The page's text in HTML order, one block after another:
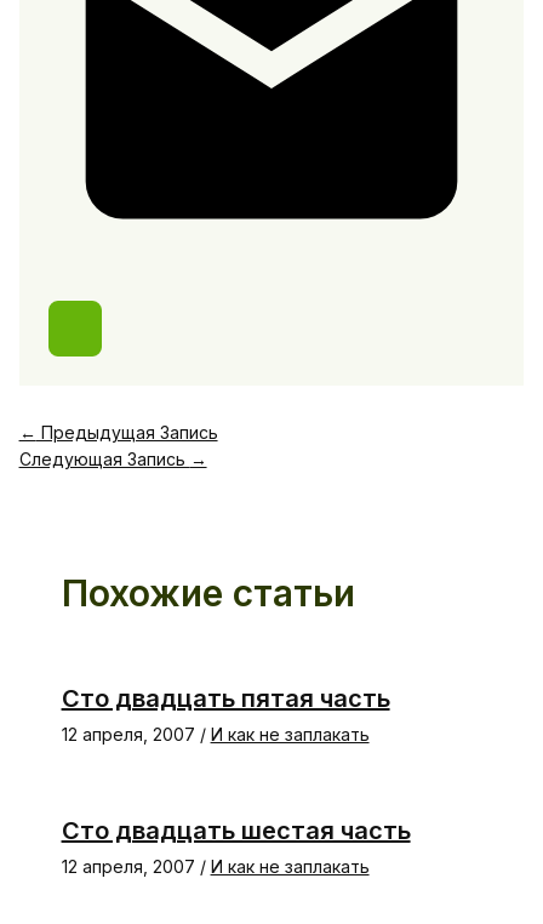
← Предыдущая Запись
Следующая Запись →
Похожие статьи
Сто двадцать пятая часть
12 апреля, 2007 / И как не заплакать
Сто двадцать шестая часть
12 апреля, 2007 / И как не заплакать